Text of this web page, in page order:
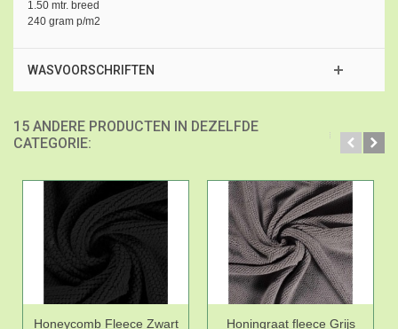
1.50 mtr. breed
240 gram p/m2
WASVOORSCHRIFTEN
15 ANDERE PRODUCTEN IN DEZELFDE
CATEGORIE:
Honeycomb Fleece Zwart Honingraat fleece Grijs